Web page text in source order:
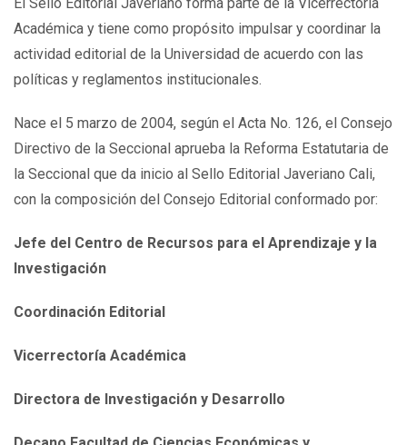
Académica y tiene como propósito impulsar y coordinar la
actividad editorial de la Universidad de acuerdo con las
políticas y reglamentos institucionales.
Nace el 5 marzo de 2004, según el Acta No. 126, el Consejo
Directivo de la Seccional aprueba la Reforma Estatutaria de
la Seccional que da inicio al Sello Editorial Javeriano Cali,
con la composición del Consejo Editorial conformado por:
Jefe del Centro de Recursos para el Aprendizaje y la
Investigación
Coordinación Editorial
Vicerrectoría Académica
Directora de Investigación y Desarrollo